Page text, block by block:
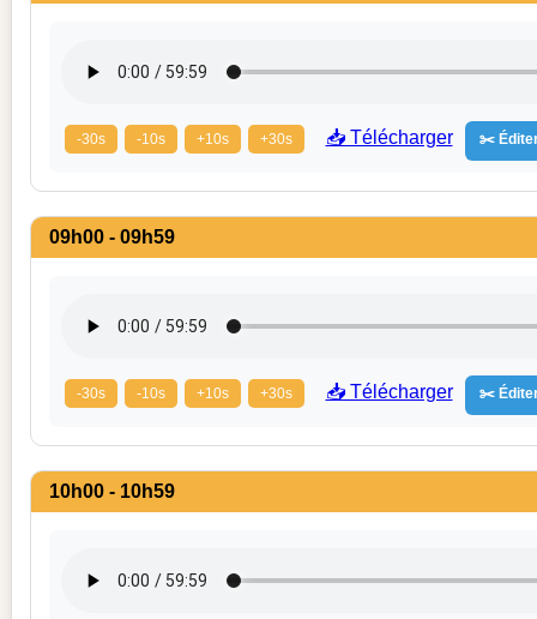
-30s -10s +10s +30s 📥 Télécharger ✂️
09h00 - 09h59
-30s -10s +10s +30s 📥 Télécharger ✂️
10h00 - 10h59